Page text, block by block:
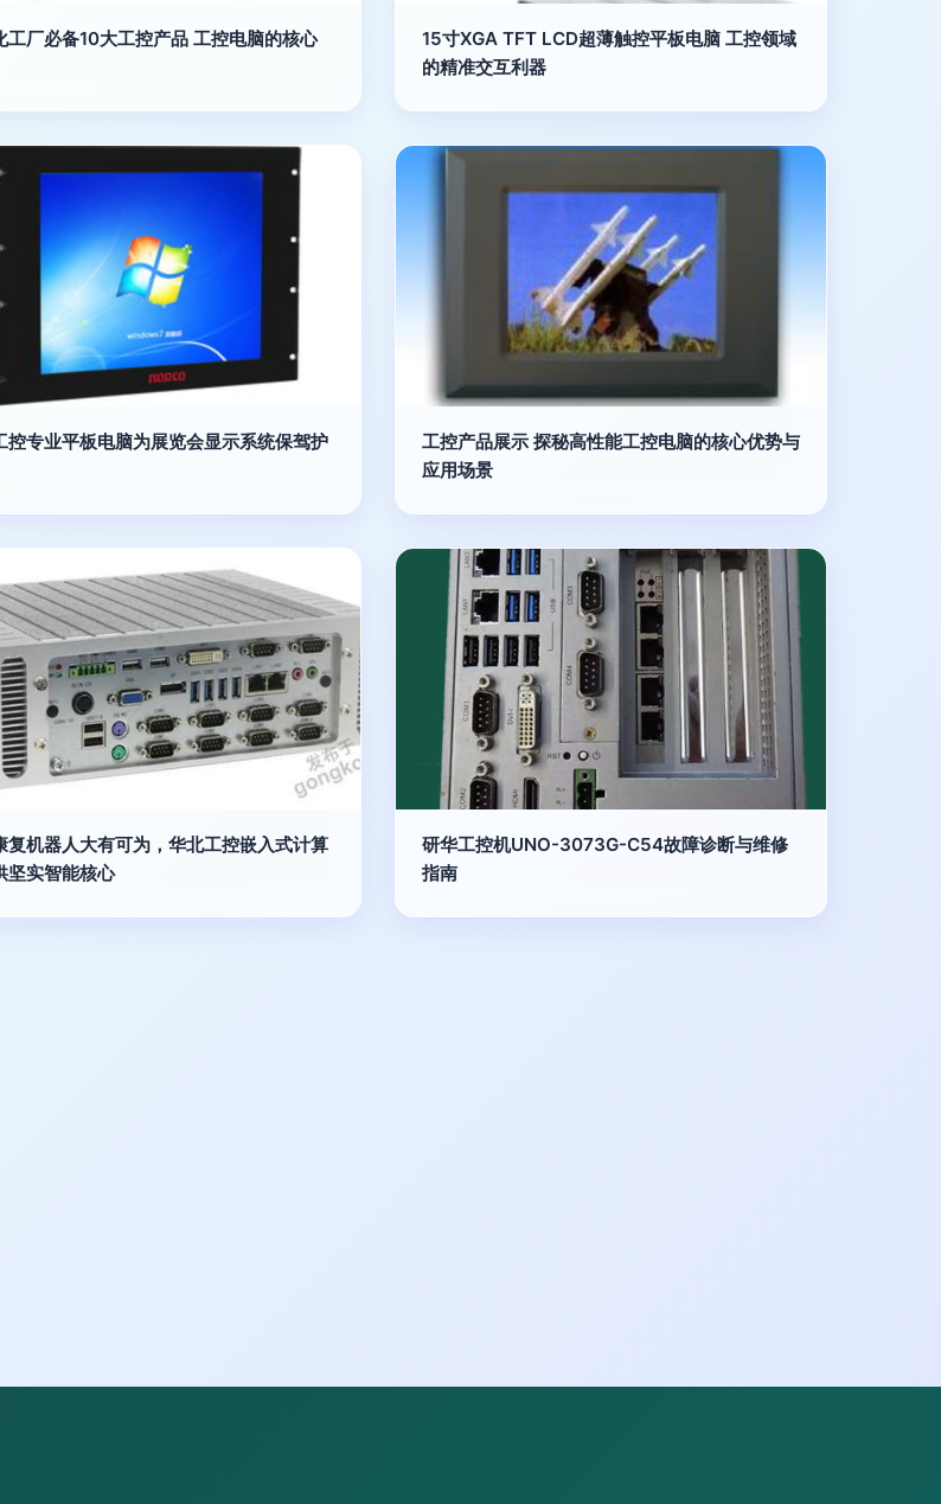
工厂必备10大工控产品 工控电脑的核心
15寸XGA TFT LCD超薄触控平板电脑 工控领域
的精准交互利器
控专业平板电脑为展览会显示系统保驾护
工控产品展示 探秘高性能工控电脑的核心优势与
应用场景
复机器人大有可为，华北工控嵌入式计算
坚实智能核心
研华工控机UNO-3073G-C54故障诊断与维修
指南